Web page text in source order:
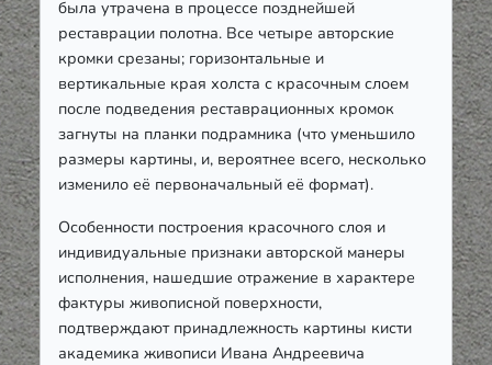
была утрачена в процессе позднейшей
реставрации полотна. Все четыре авторские
кромки срезаны; горизонтальные и
вертикальные края холста с красочным слоем
после подведения реставрационных кромок
загнуты на планки подрамника (что уменьшило
размеры картины, и, вероятнее всего, несколько
изменило её первоначальный её формат).
Особенности построения красочного слоя и
индивидуальные признаки авторской манеры
исполнения, нашедшие отражение в характере
фактуры живописной поверхности,
подтверждают принадлежность картины кисти
академика живописи Ивана Андреевича